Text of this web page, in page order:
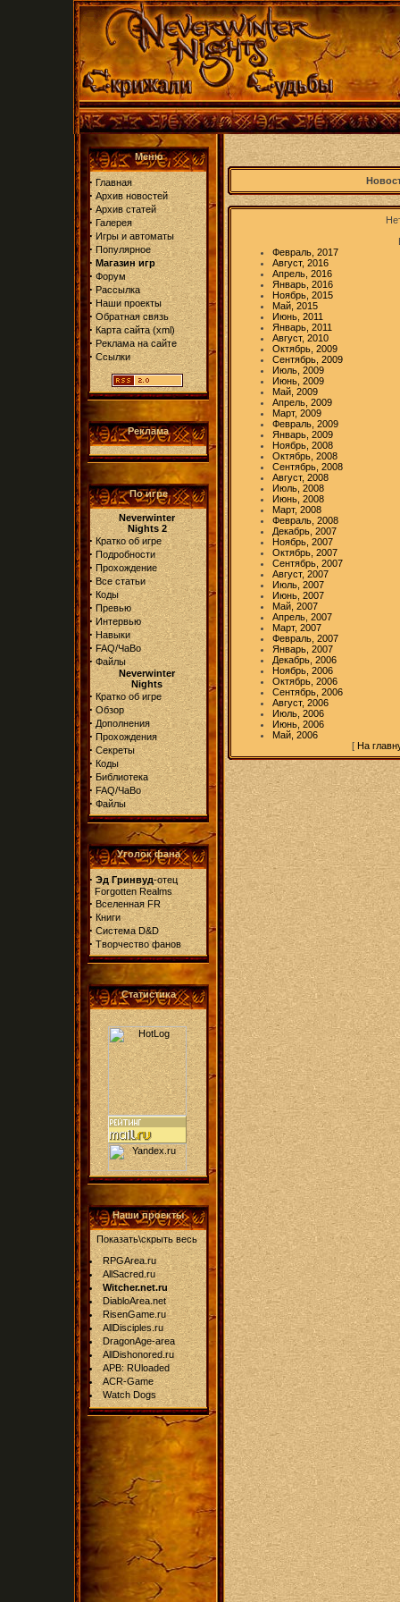
Меню
· Главная
· Архив новостей
· Архив статей
· Галерея
· Игры и автоматы
· Популярное
· Магазин игр
· Форум
· Рассылка
· Наши проекты
· Обратная связь
· Карта сайта(xml)
· Реклама на сайте
· Ссылки
Реклама
По игре
Neverwinter
Nights 2
· Кратко об игре
· Подробности
· Прохождение
· Все статьи
· Коды
· Превью
· Интервью
· Навыки
· FAQ/ЧаВо
· Файлы
Neverwinter
Nights
· Кратко об игре
· Обзор
· Дополнения
· Прохождения
· Секреты
· Коды
· Библиотека
· FAQ/ЧаВо
· Файлы
Уголок фана
· Эд Гринвуд-отец
Forgotten Realms
· Вселенная FR
· Книги
· Система D&D
· Творчество фанов
Статистика
Наши проекты
Показать\скрыть весь
RPGArea.ru
AllSacred.ru
Witcher.net.ru
DiabloArea.net
RisenGame.ru
AllDisciples.ru
DragonAge-area
AllDishonored.ru
APB: RUloaded
ACR-Game
Watch Dogs
Февраль, 2017
Август, 2016
Апрель, 2016
Январь, 2016
Ноябрь, 2015
Май, 2015
Июнь, 2011
Январь, 2011
Август, 2010
Октябрь, 2009
Сентябрь, 2009
Июль, 2009
Июнь, 2009
Май, 2009
Апрель, 2009
Март, 2009
Февраль, 2009
Январь, 2009
Ноябрь, 2008
Октябрь, 2008
Сентябрь, 2008
Август, 2008
Июль, 2008
Июнь, 2008
Март, 2008
Февраль, 2008
Декабрь, 2007
Ноябрь, 2007
Октябрь, 2007
Сентябрь, 2007
Август, 2007
Июль, 2007
Июнь, 2007
Май, 2007
Апрель, 2007
Март, 2007
Февраль, 2007
Январь, 2007
Декабрь, 2006
Ноябрь, 2006
Октябрь, 2006
Сентябрь, 2006
Август, 2006
Июль, 2006
Июнь, 2006
Май, 2006
[ На